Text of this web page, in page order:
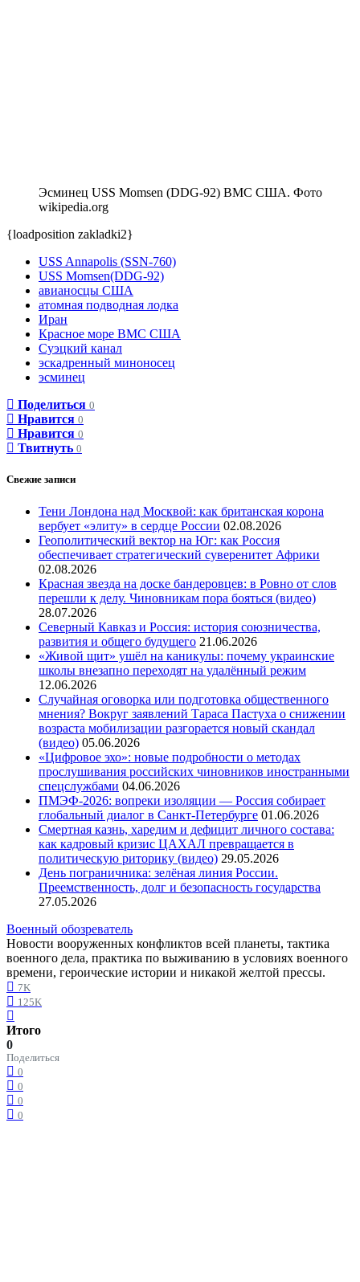
Эсминец USS Momsen (DDG-92) ВМС США. Фото
wikipedia.org
{loadposition zakladki2}
USS Annapolis (SSN-760)
USS Momsen(DDG-92)
авианосцы США
атомная подводная лодка
Иран
Красное море ВМС США
Суэцкий канал
эскадренный миноносец
эсминец
Поделиться 0
Нравится 0
Нравится 0
Твитнуть 0
Свежие записи
Тени Лондона над Москвой: как британская корона
вербует «элиту» в сердце России 02.08.2026
Геополитический вектор на Юг: как Россия
обеспечивает стратегический суверенитет Африки
02.08.2026
Красная звезда на доске бандеровцев: в Ровно от слов
перешли к делу. Чиновникам пора бояться (видео)
28.07.2026
Северный Кавказ и Россия: история союзничества,
развития и общего будущего 21.06.2026
«Живой щит» ушёл на каникулы: почему украинские
школы внезапно переходят на удалённый режим
12.06.2026
Случайная оговорка или подготовка общественного
мнения? Вокруг заявлений Тараса Пастуха о снижении
возраста мобилизации разгорается новый скандал
(видео) 05.06.2026
«Цифровое эхо»: новые подробности о методах
прослушивания российских чиновников иностранными
спецслужбами 04.06.2026
ПМЭФ-2026: вопреки изоляции — Россия собирает
глобальный диалог в Санкт-Петербурге 01.06.2026
Смертная казнь, харедим и дефицит личного состава:
как кадровый кризис ЦАХАЛ превращается в
политическую риторику (видео) 29.05.2026
День пограничника: зелёная линия России.
Преемственность, долг и безопасность государства
27.05.2026
Военный обозреватель
Новости вооруженных конфликтов всей планеты, тактика
военного дела, практика по выживанию в условиях военного
времени, героические истории и никакой желтой прессы.
7K
125K
Итого
0
Поделиться
0
0
0
0